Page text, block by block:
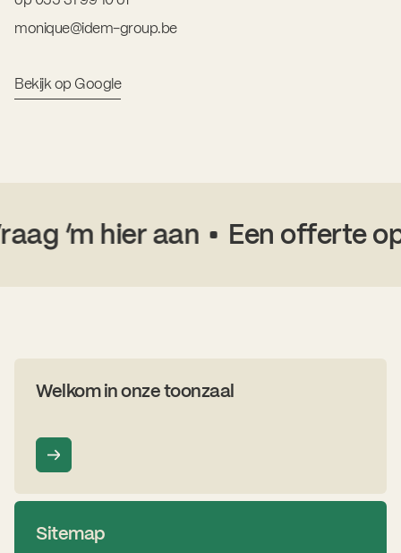
monique@idem-group.be
Bekijk op Google
‘m hier aan Een offerte
Welkom in onze toonzaal
Sitemap